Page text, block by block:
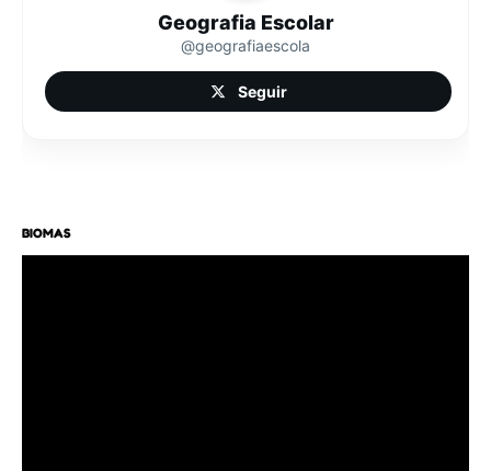
Geografia Escolar
@geografiaescola
Seguir
BIOMAS